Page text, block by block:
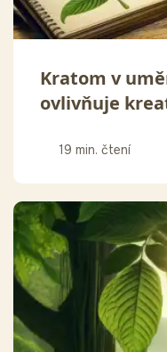
Kratom v
ovlivňuje
19 min. čtení